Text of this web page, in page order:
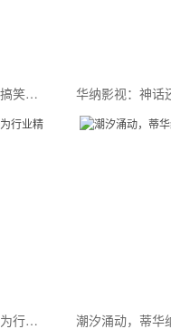
华纳卡通大哥，带你领略搞笑的魅力 华纳影视：神话
沈阳华纳检测，助力您成为行业精英 潮汐涌动，蒂华